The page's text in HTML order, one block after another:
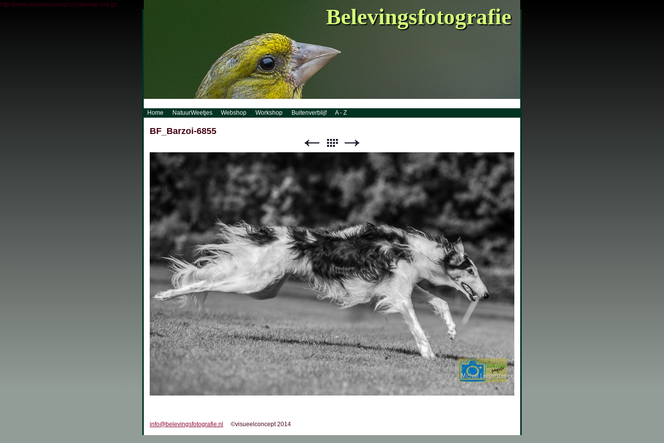
http://www.visueelconcept.nl/sitemap.xml.gz Belevingsfotografie
Home NatuurWeetjes Webshop Workshop Buitenverblijf A - Z
BF_Barzoi-6855
info@belevingsfotografie.nl ©visueelconcept 2014